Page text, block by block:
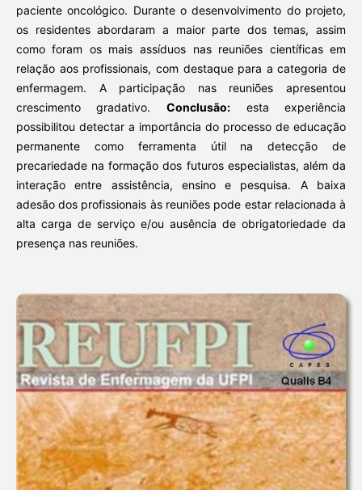
paciente oncológico. Durante o desenvolvimento do projeto,
os residentes abordaram a maior parte dos temas, assim
como foram os mais assíduos nas reuniões científicas em
relação aos profissionais, com destaque para a categoria de
enfermagem. A participação nas reuniões apresentou
crescimento gradativo. Conclusão: esta experiência
possibilitou detectar a importância do processo de educação
permanente como ferramenta útil na detecção de
precariedade na formação dos futuros especialistas, além da
interação entre assistência, ensino e pesquisa. A baixa
adesão dos profissionais às reuniões pode estar relacionada à
alta carga de serviço e/ou ausência de obrigatoriedade da
presença nas reuniões.